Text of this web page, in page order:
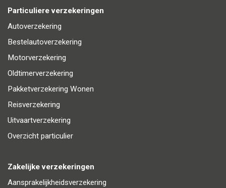
Particuliere verzekeringen
Autoverzekering
Bestelautoverzekering
Motorverzekering
Oldtimerverzekering
Pakketverzekering Wonen
Reisverzekering
Uitvaartverzekering
Overzicht particulier
Zakelijke verzekeringen
Aansprakelijkheidsverzekering